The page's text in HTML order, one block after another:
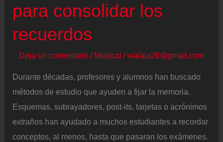
Ultra
por
53
millones
euros
para consolidar los
recuerdos
Deja un comentario / Musical /walala26@gmail.com
Durante décadas, profesores y alumnos han buscado
métodos de estudio que ayuden a fijar la memoria.
Esquemas, subrayadores, post-its, tarjetas o acrónimos
extraños han ayudado a muchos estudiantes a recordar
conceptos, al menos, hasta que pasaran los exámenes.